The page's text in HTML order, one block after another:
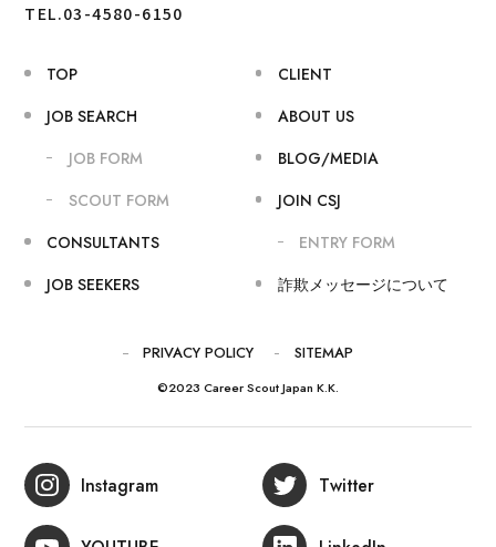
TEL.03-4580-6150
TOP
JOB SEARCH
JOB FORM
SCOUT FORM
CONSULTANTS
JOB SEEKERS
CLIENT
ABOUT US
BLOG/MEDIA
JOIN CSJ
ENTRY FORM
詐欺メッセージについて
PRIVACY POLICY SITEMAP
©2023 Career Scout Japan K.K.
Instagram Twitter